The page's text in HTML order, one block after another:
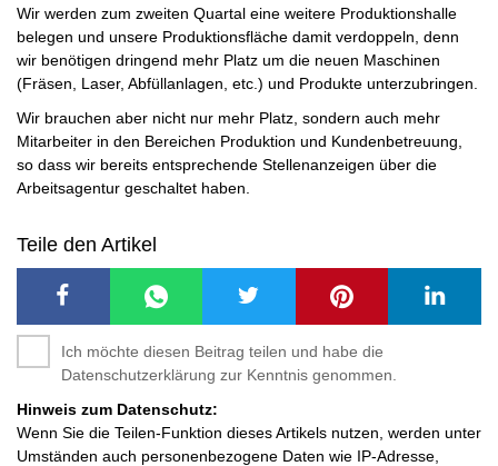
Wir werden zum zweiten Quartal eine weitere Produktionshalle
belegen und unsere Produktionsfläche damit verdoppeln, denn
wir benötigen dringend mehr Platz um die neuen Maschinen
(Fräsen, Laser, Abfüllanlagen, etc.) und Produkte unterzubringen.
Wir brauchen aber nicht nur mehr Platz, sondern auch mehr
Mitarbeiter in den Bereichen Produktion und Kundenbetreuung,
so dass wir bereits entsprechende Stellenanzeigen über die
Arbeitsagentur geschaltet haben.
Teile den Artikel
Ich möchte diesen Beitrag teilen und habe die
Datenschutzerklärung zur Kenntnis genommen.
Hinweis zum Datenschutz:
Wenn Sie die Teilen-Funktion dieses Artikels nutzen, werden unter
Umständen auch personenbezogene Daten wie IP-Adresse,